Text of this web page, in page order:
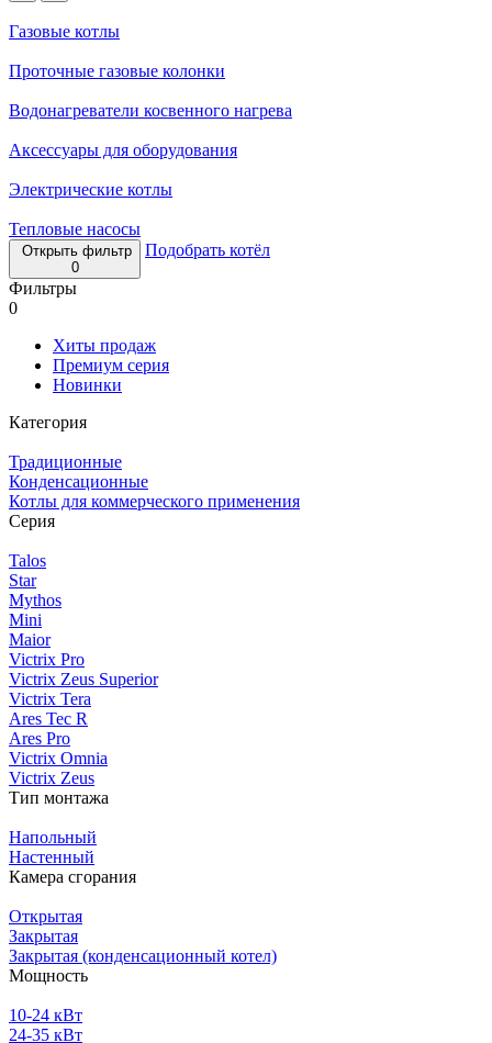
Газовые котлы
Проточные газовые колонки
Водонагреватели косвенного нагрева
Аксессуары для оборудования
Электрические котлы
Тепловые насосы
Открыть фильтр
0
Подобрать котёл
Фильтры
0
Хиты продаж
Премиум серия
Новинки
Категория
Традиционные
Конденсационные
Котлы для коммерческого применения
Серия
Talos
Star
Mythos
Mini
Maior
Victrix Pro
Victrix Zeus Superior
Victrix Tera
Ares Tec R
Ares Pro
Victrix Omnia
Victrix Zeus
Тип монтажа
Напольный
Настенный
Камера сгорания
Открытая
Закрытая
Закрытая (конденсационный котел)
Мощность
10-24 кВт
24-35 кВт